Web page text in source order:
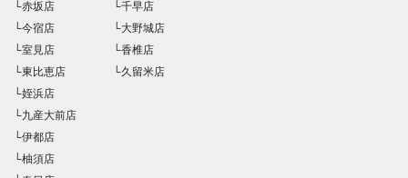
└赤坂店
└今宿店
└室見店
└東比恵店
└姪浜店
└九産大前店
└伊都店
└柚須店
└千早店
└大野城店
└香椎店
└久留米店